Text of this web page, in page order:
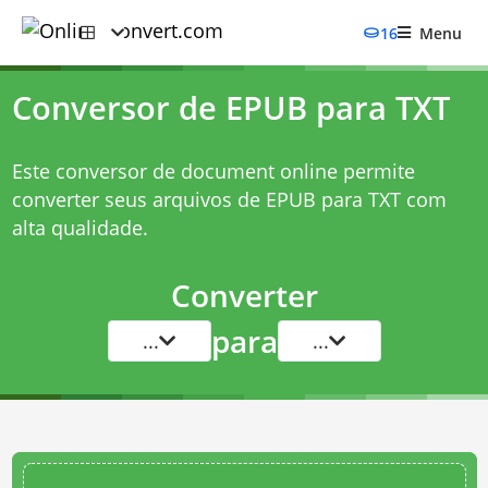
16 Menu
Conversor de EPUB para TXT
Este conversor de document online permite
converter seus arquivos de EPUB para TXT com
alta qualidade.
Converter
... para ...